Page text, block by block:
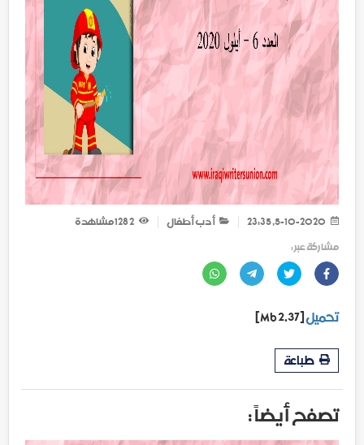
أدب أطفال 2 128
مشاهدة
مشاركة عبر :
تحميل[2.37 Mb]
طباعة
تصفح أيضاً :